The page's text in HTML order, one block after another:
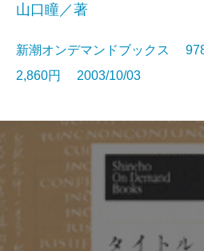
山口瞳／著
新潮オンデマンドブックス
2,860円 2003/10/03